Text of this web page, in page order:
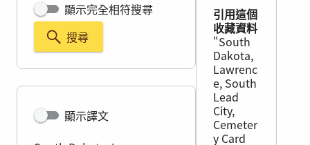
顯示完全相符搜尋
搜尋
顯示譯文
引用這個
收藏資料
"South
Dakota,
Lawrenc
e, South
Lead
City,
Cemeter
y Card